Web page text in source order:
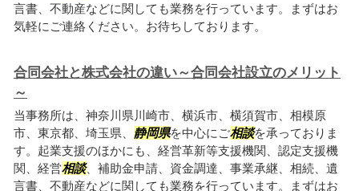
言書、不動産などに関しても業務を行っています。まずはお
気軽にご連絡ください。お待ちしております。
合同会社と株式会社の違い～合同会社設立のメリット
～
当事務所は、神奈川県川崎市、横浜市、横須賀市、相模原
市、東京都、埼玉県、 静岡県を中心にご相談を承っておりま
す。起業支援のほかにも、経営革新等支援機関、認定支援機
関、経営相談、補助金申請、資金調達、事業承継、相続、遺
言書、不動産などに関しても業務を行っています。まずはお